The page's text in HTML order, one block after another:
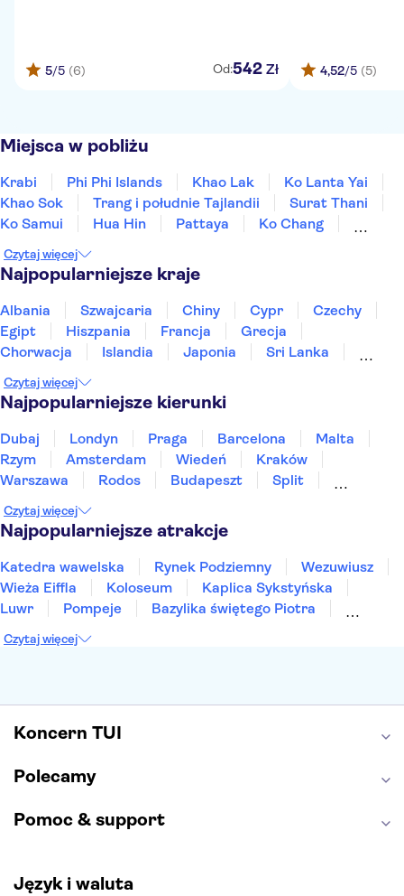
5/5 (6) Od:542 Zł 4,52/5 (5)
Miejsca w pobliżu
Krabi Phi Phi Islands Khao Lak
Ko Lanta Yai
Khao Sok
Trang i południe Tajlandii
Surat Thani
Ko Samui
Hua Hin Pattaya
Ko Chang
Chiang Mai
Czytaj więcej
Najpopularniejsze kraje
Albania Szwajcaria Chiny Cypr
Czechy
Egipt
Hiszpania Francja
Grecja
Chorwacja
Islandia Japonia
Sri Lanka
Tunezja
Turcja Wietnam
Czytaj więcej
Najpopularniejsze kierunki
Dubaj Londyn Praga Barcelona
Malta
Rzym
Amsterdam Wiedeń
Kraków
Warszawa
Rodos Budapeszt
Split
Sopot
Gdynia Zakopane
Czytaj więcej
Najpopularniejsze atrakcje
Katedra wawelska Rynek Podziemny
Wezuwiusz
Wieża Eiffla
Koloseum
Kaplica Sykstyńska
Luwr
Pompeje
Bazylika świętego Piotra
Etna
Wawel
Czytaj więcej
Koncern TUI
Polecamy
Pomoc & support
Język i waluta